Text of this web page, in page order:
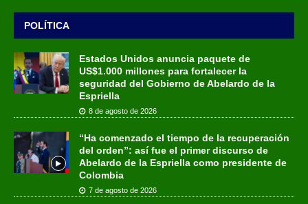
POLÍTICA
Estados Unidos anuncia paquete de
US$1.000 millones para fortalecer la
seguridad del Gobierno de Abelardo de la
Espriella
8 de agosto de 2026
“Ha comenzado el tiempo de la recuperación
del orden”: así fue el primer discurso de
Abelardo de la Espriella como presidente de
Colombia
7 de agosto de 2026